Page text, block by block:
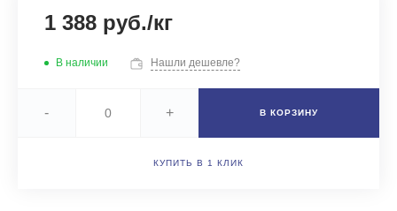
1 388 руб./кг
В наличии Нашли дешевле?
- + В КОРЗИНУ
КУПИТЬ В 1 КЛИК